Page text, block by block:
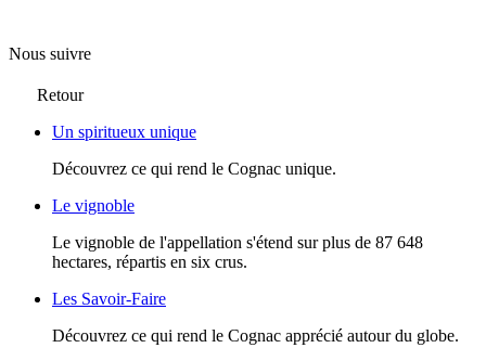
Nous suivre
Retour
Un spiritueux unique
Découvrez ce qui rend le Cognac unique.
Le vignoble
Le vignoble de l'appellation s'étend sur plus de 87 648
hectares, répartis en six crus.
Les Savoir-Faire
Découvrez ce qui rend le Cognac apprécié autour du globe.